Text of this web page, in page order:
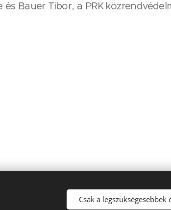
Bauer Tibor, a PRK
Szövetsége - Minden jog fenntartvaCsak a legszükségesebbek